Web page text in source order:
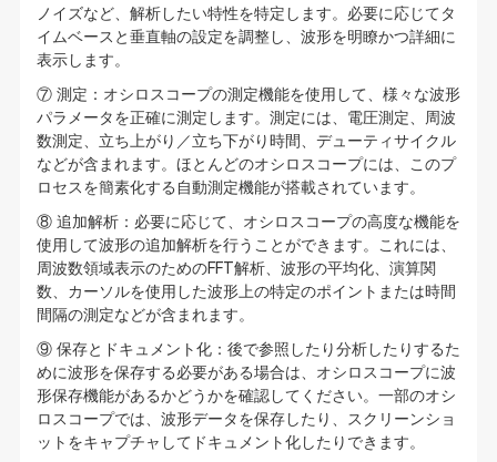
ノイズなど、解析したい特性を特定します。必要に応じてタ
イムベースと垂直軸の設定を調整し、波形を明瞭かつ詳細に
表示します。
⑦ 測定：オシロスコープの測定機能を使用して、様々な波形
パラメータを正確に測定します。測定には、電圧測定、周波
数測定、立ち上がり／立ち下がり時間、デューティサイクル
などが含まれます。ほとんどのオシロスコープには、このプ
ロセスを簡素化する自動測定機能が搭載されています。
⑧ 追加解析：必要に応じて、オシロスコープの高度な機能を
使用して波形の追加解析を行うことができます。これには、
周波数領域表示のためのFFT解析、波形の平均化、演算関
数、カーソルを使用した波形上の特定のポイントまたは時間
間隔の測定などが含まれます。
⑨ 保存とドキュメント化：後で参照したり分析したりするた
めに波形を保存する必要がある場合は、オシロスコープに波
形保存機能があるかどうかを確認してください。一部のオシ
ロスコープでは、波形データを保存したり、スクリーンショ
ットをキャプチャしてドキュメント化したりできます。